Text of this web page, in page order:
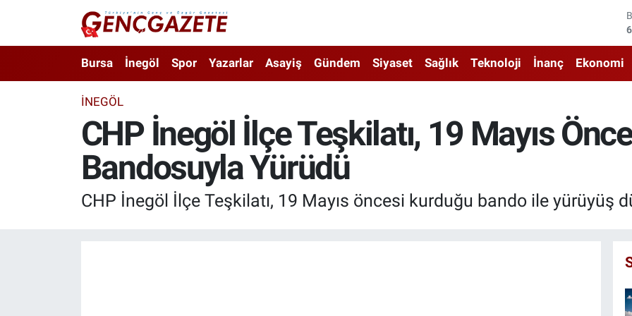
Bursa İnegöl Spor Yazarlar Asayiş Gündem Siyaset Sağlık Teknoloji İnanç Ekonomi
İNEGÖL
CHP İnegöl İlçe Teşkilatı, 19 Mayıs
Bandosuyla Yürüdü
CHP İnegöl İlçe Teşkilatı, 19 Mayıs öncesi kurduğu bando ile yürüyüş
3.SAYFA
Nöbetçi Eczaneler
Trafik Durumu
Süper Lig Puan Durumu ve Fikstür
Tüm Manşetler